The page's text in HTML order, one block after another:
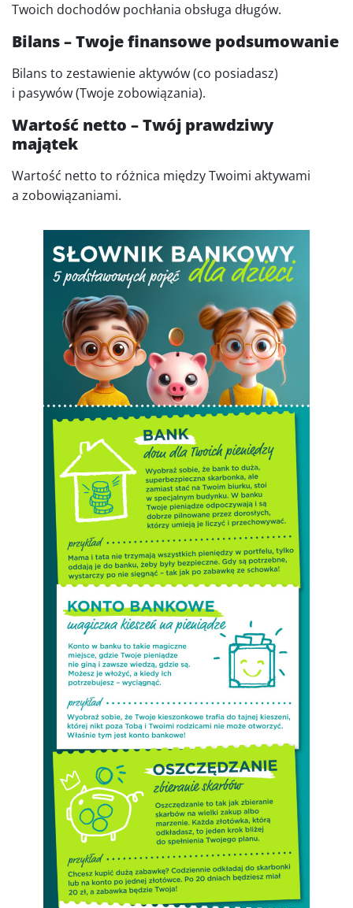
Twoich dochodów pochłania obsługa długów.
Bilans – Twoje finansowe podsumowanie
Bilans to zestawienie aktywów (co posiadasz)
i pasywów (Twoje zobowiązania).
Wartość netto – Twój prawdziwy
majątek
Wartość netto to różnica między Twoimi aktywami
a zobowiązaniami.